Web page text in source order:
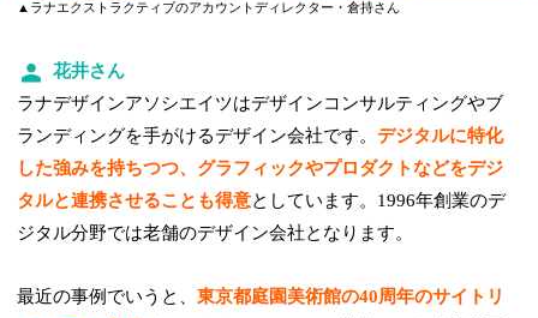
▲ラナエクストラクティブのアカウントディレクター・倉持さん
花井さん
ラナデザインアソシエイツはデザインコンサルティングやブ
ランディングを手がけるデザイン会社です。デジタルに特化
した強みを持ちつつ、グラフィックやプロダクトなどをデジ
タルと連携させることも得意としています。1996年創業のデ
ジタル分野では老舗のデザイン会社となります。
最近の事例でいうと、東京都庭園美術館の40周年のサイトリ